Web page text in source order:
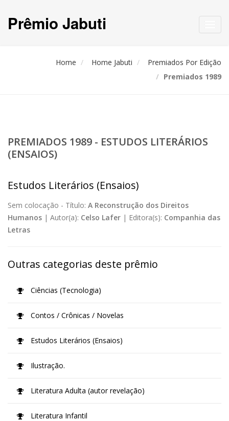
Prêmio Jabuti
Home Home Jabuti
Premiados Por Edição
Premiados 1989
PREMIADOS 1989 - ESTUDOS LITERÁRIOS
(ENSAIOS)
Estudos Literários (Ensaios)
Sem colocação - Título: A Reconstrução dos Direitos
Humanos | Autor(a): Celso Lafer | Editora(s): Companhia das
Letras
Outras categorias deste prêmio
Ciências (Tecnologia)
Contos / Crônicas / Novelas
Estudos Literários (Ensaios)
Ilustração.
Literatura Adulta (autor revelação)
Literatura Infantil